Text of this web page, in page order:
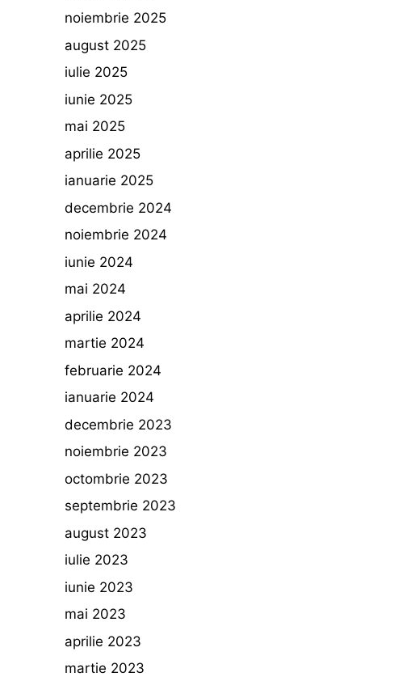
noiembrie 2025
august 2025
iulie 2025
iunie 2025
mai 2025
aprilie 2025
ianuarie 2025
decembrie 2024
noiembrie 2024
iunie 2024
mai 2024
aprilie 2024
martie 2024
februarie 2024
ianuarie 2024
decembrie 2023
noiembrie 2023
octombrie 2023
septembrie 2023
august 2023
iulie 2023
iunie 2023
mai 2023
aprilie 2023
martie 2023